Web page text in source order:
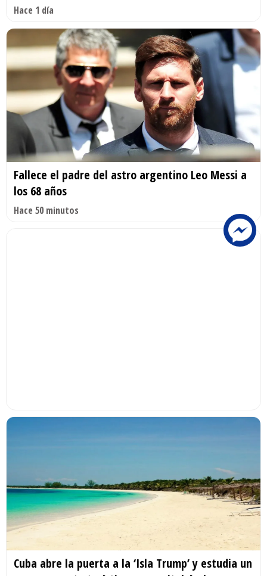
Hace 1 día
Fallece el padre del astro argentino Leo Messi a
los 68 años
Hace 50 minutos
Cuba abre la puerta a la ‘Isla Trump’ y estudia un